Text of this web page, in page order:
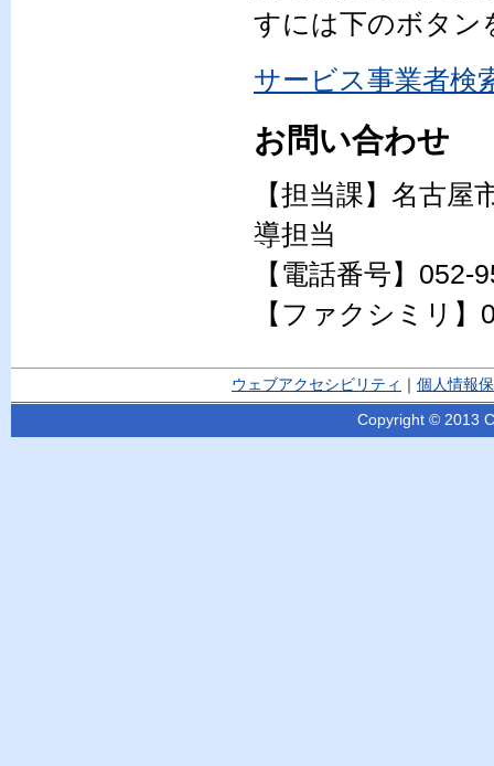
すには下のボタン
サービス事業者検
お問い合わせ
【担当課】名古
導担当
【電話番号】052-
【ファクシミリ】
ウェブアクセシビリティ 個人情報
Copyright © 2013